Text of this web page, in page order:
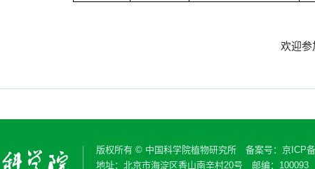
欢迎参
版权所有 © 中国科学院植物研究所 备案号： 京ICP
地址：北京市海淀区香山南辛村20号 邮编：100093